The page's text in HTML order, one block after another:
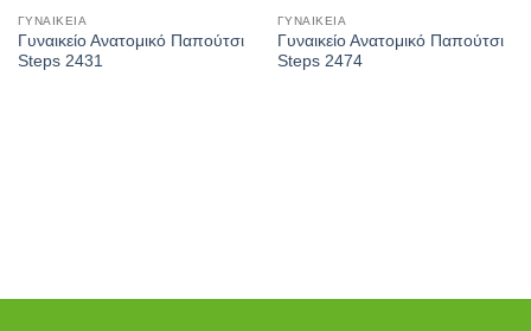
επιθυμιών
ΓΥΝΑΙΚΕΊΑ
Γυναικείο Ανατομικό Παπούτσι
Steps 2431
επιθυμιών
ΓΥΝΑΙΚΕΊΑ
Γυναικείο Ανατομικό Παπούτσι
Steps 2474